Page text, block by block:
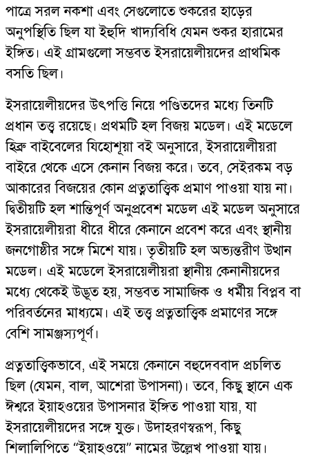
পাত্রে সরল নকশা এবং সেগুলোতে শুকরের হাড়ের
অনুপস্থিতি ছিল যা ইহুদি খাদ্যবিধি যেমন শুকর হারামের
ইঙ্গিত। এই গ্রামগুলো সম্ভবত ইসরায়েলীয়দের প্রাথমিক
বসতি ছিল।
ইসরায়েলীয়দের উৎপত্তি নিয়ে পণ্ডিতদের মধ্যে তিনটি
প্রধান তত্ত্ব রয়েছে। প্রথমটি হল বিজয় মডেল। এই মডেলে
হিব্রু বাইবেলের যিহোশূয়া বই অনুসারে, ইসরায়েলীয়রা
বাইরে থেকে এসে কেনান বিজয় করে। তবে, সেইরকম বড়
আকারের বিজয়ের কোন প্রত্নতাত্ত্বিক প্রমাণ পাওয়া যায় না।
দ্বিতীয়টি হল শান্তিপূর্ণ অনুপ্রবেশ মডেল এই মডেল অনুসারে
ইসরায়েলীয়রা ধীরে ধীরে কেনানে প্রবেশ করে এবং স্থানীয়
জনগোষ্ঠীর সঙ্গে মিশে যায়। তৃতীয়টি হল অভ্যন্তরীণ উত্থান
মডেল। এই মডেলে ইসরায়েলীয়রা স্থানীয় কেনানীয়দের
মধ্যে থেকেই উদ্ভূত হয়, সম্ভবত সামাজিক ও ধর্মীয় বিপ্লব বা
পরিবর্তনের মাধ্যমে। এই তত্ত্ব প্রত্নতাত্ত্বিক প্রমাণের সঙ্গে
বেশি সামঞ্জস্যপূর্ণ।
প্রত্নতাত্ত্বিকভাবে, এই সময়ে কেনানে বহুদেববাদ প্রচলিত
ছিল (যেমন, বাল, আশেরা উপাসনা)। তবে, কিছু স্থানে এক
ঈশ্বরে ইয়াহওয়ের উপাসনার ইঙ্গিত পাওয়া যায়, যা
ইসরায়েলীয়দের সঙ্গে যুক্ত। উদাহরণস্বরূপ, কিছু
শিলালিপিতে “ইয়াহওয়ে” নামের উল্লেখ পাওয়া যায়।